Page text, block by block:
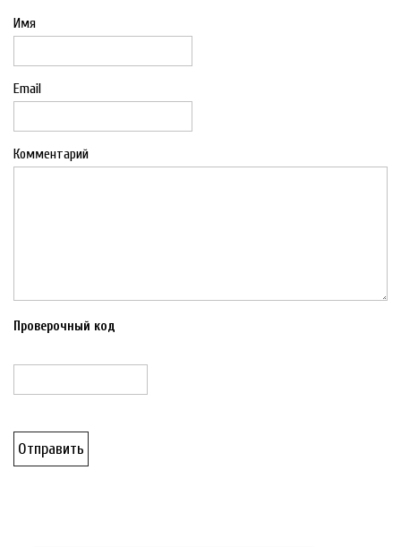
Имя
Email
Комментарий
Проверочный код
Отправить